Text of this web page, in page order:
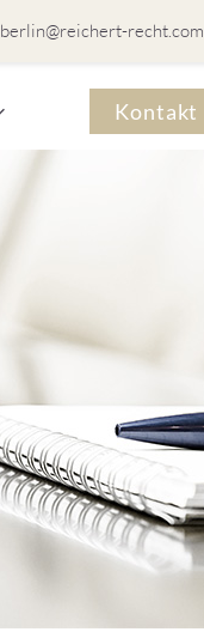
berlin@reichert-recht.com
Kontakt